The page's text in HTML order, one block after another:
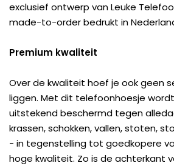
exclusief ontwerp van Leuke
made-to-order bedrukt in
Premium kwaliteit
Over de kwaliteit hoef je ook geen
liggen. Met dit telefoonhoesje
uitstekend beschermd tegen
krassen, schokken, vallen, stoten,
- in tegenstelling tot goedkopere
hoge kwaliteit. Zo is de achterkant